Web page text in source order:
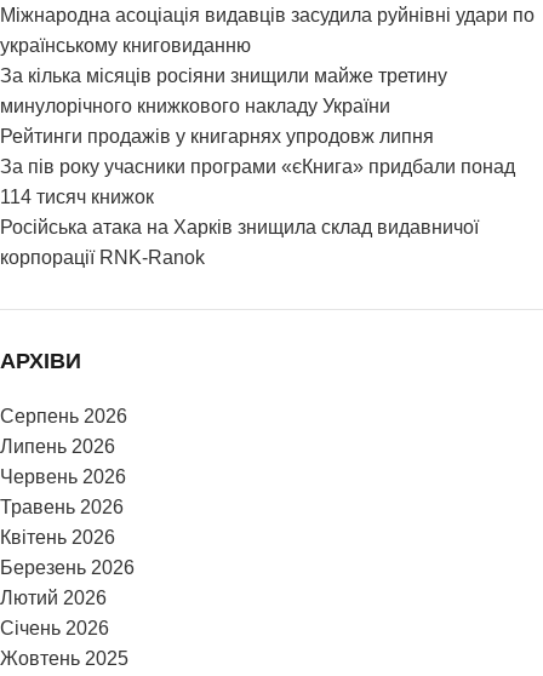
Міжнародна асоціація видавців засудила руйнівні удари по
українському книговиданню
За кілька місяців росіяни знищили майже третину
минулорічного книжкового накладу України
Рейтинги продажів у книгарнях упродовж липня
За пів року учасники програми «єКнига» придбали понад
114 тисяч книжок
Російська атака на Харків знищила склад видавничої
корпорації RNK-Ranok
АРХІВИ
Серпень 2026
Липень 2026
Червень 2026
Травень 2026
Квітень 2026
Березень 2026
Лютий 2026
Січень 2026
Жовтень 2025